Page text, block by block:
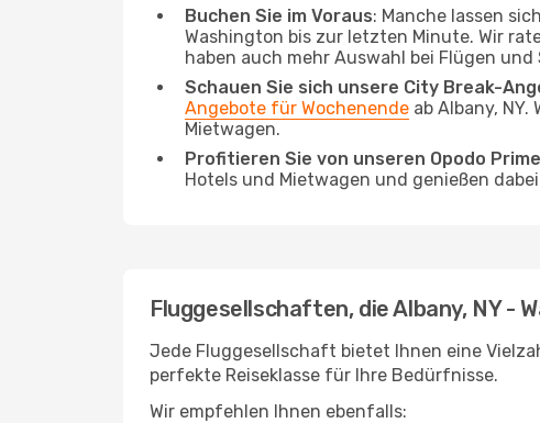
Buchen Sie im Voraus: Manche lassen
Washington bis zur letzten Minute. Wir
haben auch mehr Auswahl bei Flügen
Schauen Sie sich unsere City Break-
Angebote für Wochenende ab Albany,
Mietwagen.
Profitieren Sie von unseren Opodo
Hotels und Mietwagen und genießen
Fluggesellschaften, die Albany, NY -
Jede Fluggesellschaft bietet Ihnen eine
perfekte Reiseklasse für Ihre Bedürfnisse.
Wir empfehlen Ihnen ebenfalls: